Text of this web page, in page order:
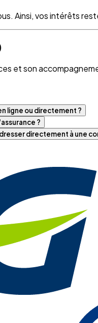
Ainsi, vos intérêts
et son
ligne ou directement ?
?
directement à une